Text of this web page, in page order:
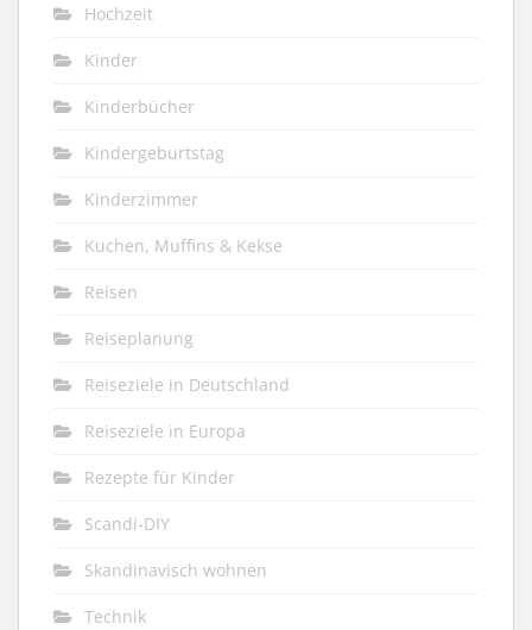
Hochzeit
Kinder
Kinderbücher
Kindergeburtstag
Kinderzimmer
Kuchen, Muffins & Kekse
Reisen
Reiseplanung
Reiseziele in Deutschland
Reiseziele in Europa
Rezepte für Kinder
Scandi-DIY
Skandinavisch wohnen
Technik